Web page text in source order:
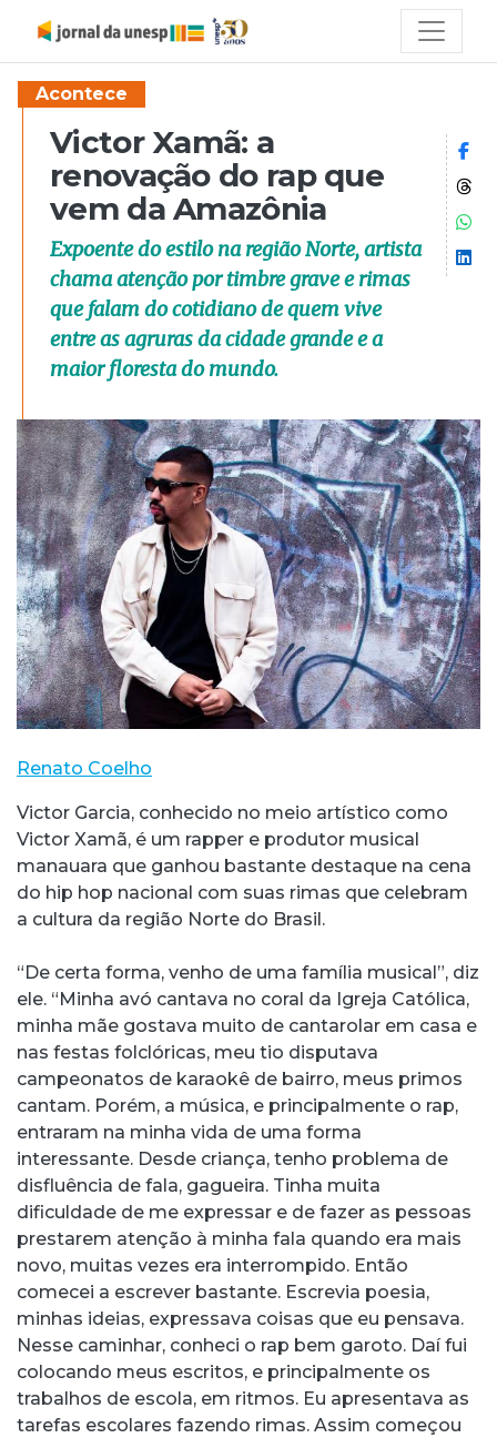
Acontece
Victor Xamã: a
renovação do rap que
vem da Amazônia
Expoente do estilo na região Norte, artista
chama atenção por timbre grave e rimas
que falam do cotidiano de quem vive
entre as agruras da cidade grande e a
maior floresta do mundo.
Renato Coelho
Victor Garcia, conhecido no meio artístico como
Victor Xamã, é um rapper e produtor musical
manauara que ganhou bastante destaque na cena
do hip hop nacional com suas rimas que celebram
a cultura da região Norte do Brasil.
“De certa forma, venho de uma família musical”, diz
ele. “Minha avó cantava no coral da Igreja Católica,
minha mãe gostava muito de cantarolar em casa e
nas festas folclóricas, meu tio disputava
campeonatos de karaokê de bairro, meus primos
cantam. Porém, a música, e principalmente o rap,
entraram na minha vida de uma forma
interessante. Desde criança, tenho problema de
disfluência de fala, gagueira. Tinha muita
dificuldade de me expressar e de fazer as pessoas
prestarem atenção à minha fala quando era mais
novo, muitas vezes era interrompido. Então
comecei a escrever bastante. Escrevia poesia,
minhas ideias, expressava coisas que eu pensava.
Nesse caminhar, conheci o rap bem garoto. Daí fui
colocando meus escritos, e principalmente os
trabalhos de escola, em ritmos. Eu apresentava as
tarefas escolares fazendo rimas. Assim começou